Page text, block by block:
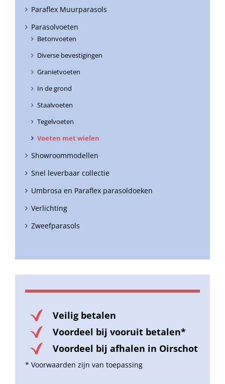
Paraflex Muurparasols
Parasolvoeten
Betonvoeten
Diverse bevestigingen
Granietvoeten
In de grond
Staalvoeten
Tegelvoeten
Voeten met wielen
Showroommodellen
Snel leverbaar collectie
Umbrosa en Paraflex parasoldoeken
Verlichting
Zweefparasols
Veilig betalen
Voordeel bij vooruit betalen*
Voordeel bij afhalen in Oirschot
* Voorwaarden zijn van toepassing